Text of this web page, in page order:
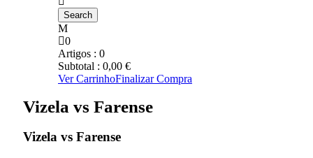
0
Artigos : 0
Subtotal : 0,00 €
Ver CarrinhoFinalizar Compra
Vizela vs Farense
Vizela vs Farense